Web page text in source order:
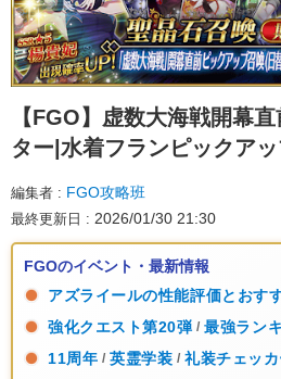
【FGO】 虚数大海戦開幕
ター|水着フランピックア
編集者 FGO攻略班
最終更新日 2026/01/30 21:30
FGOのイベント・最新情報
アズライールの性能評価とおす
強化クエスト第20弾 / 最強ラン
11周年 / 英霊学装 / 礼装チェッ